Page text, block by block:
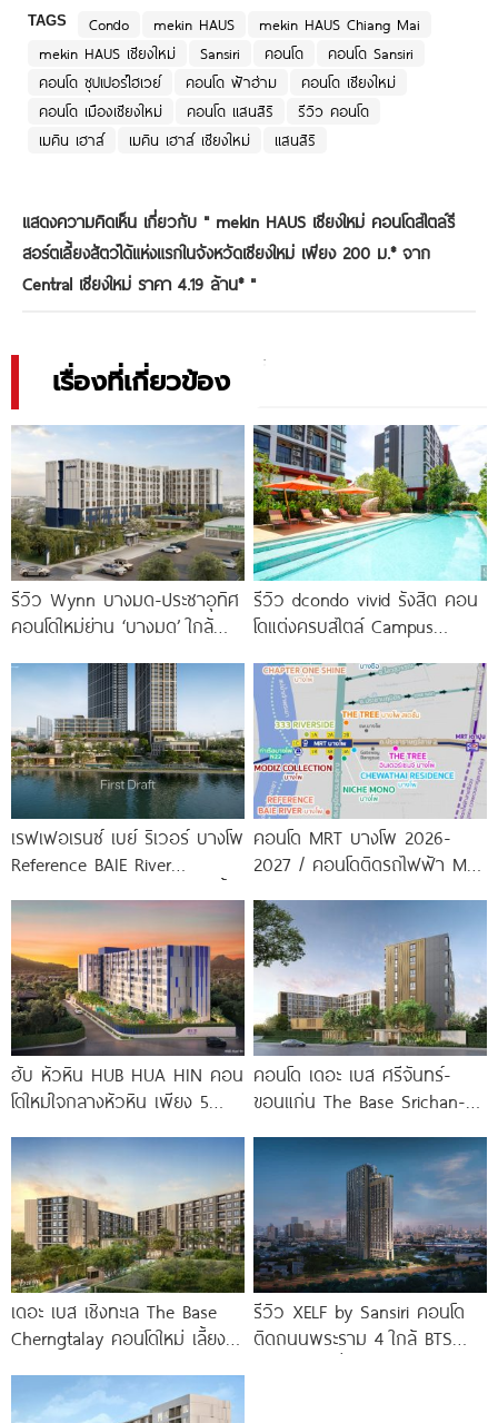
TAGS Condo mekin HAUS
mekin HAUS Chiang Mai
mekin HAUS เชียงใหม่
Sansiri คอนโด
คอนโด Sansiri
คอนโด ซุปเปอร์ไฮเวย์
คอนโด ฟ้าฮ่าม
คอนโด เชียงใหม่
คอนโด เมืองเชียงใหม่
คอนโด แสนสิริ
รีวิว คอนโด
เมคิน เฮาส์
เมคิน เฮาส์ เชียงใหม่ แสนสิริ
แสดงความคิดเห็น เกี่ยวกับ " mekin HAUS เชียงใหม่ คอนโดสไตล์รี
สอร์ตเลี้ยงสัตว์ได้แห่งแรกในจังหวัดเชียงใหม่ เพียง 200 ม.* จาก
Central เชียงใหม่ ราคา 4.19 ล้าน*"
เรื่องที่เกี่ยวข้อง
รีวิว Wynn บางมด-ประชาอุทิศ
คอนโดใหม่ย่าน ‘บางมด’ ใกล้
สายสีม่วง
รีวิว dcondo vivid รังสิต คอน
โดแต่งครบสไตล์ Campus
พร้อมรับ-ส่ง
เรฟเฟอเรนซ์ เบย์ ริเวอร์ บางโพ
Reference BAIE River
จาก
คอนโด MRT บางโพ 2026-
2027 / คอนโดติดรถไฟฟ้า MRT
ฮับ หัวหิน HUB HUA HIN คอน
โดใหม่ใจกลางหัวหิน เพียง 5
คอนโด เดอะ เบส ศรีจันทร์-
ขอนแก่น The Base Srichan-
ขอนแก่น
เดอะ เบส เชิงทะเล The Base
Cherngtalay คอนโดใหม่ เลี้ยง
รีวิว XELF by Sansiri คอนโด
ติดถนนพระราม 4 ใกล้ BTS